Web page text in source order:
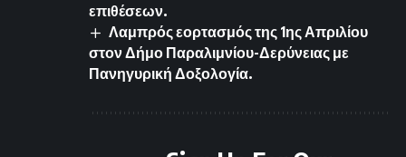
επιθέσεων.
Λαμπρός εορτασμός της 1ης Απριλίου
στον Δήμο Παραλιμνίου-Δερύνειας με
Πανηγυρική Δοξολογία.